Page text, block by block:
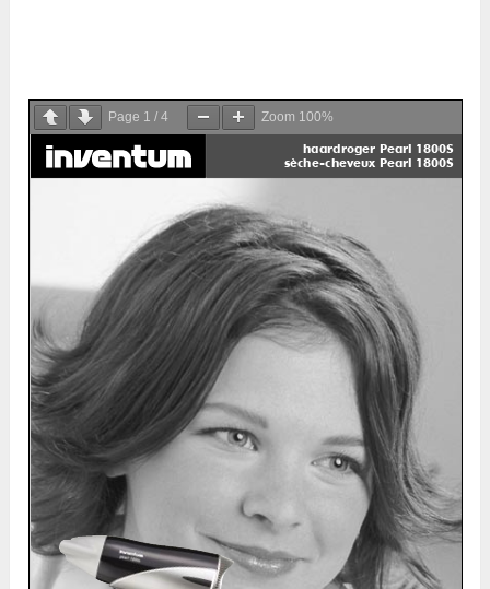
Page 1 /4 Zoom 100%